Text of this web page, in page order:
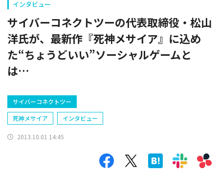
インタビュー
サイバーコネクトツーの代表取締役・松山
洋氏が、最新作『死神メサイア』に込め
た“ちょうどいい”ソーシャルゲームと
は…
サイバーコネクトツー
死神メサイア
インタビュー
2013.10.01 14:45